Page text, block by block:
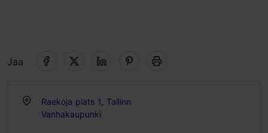
Jaa
Raekoja plats 1, Tallinn
Vanhakaupunki